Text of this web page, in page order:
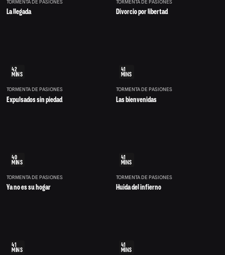
TORMENTA DE PASIONES
La llegada
TORMENTA DE PASIONES
Divorcio por libertad
42
MINS
TORMENTA DE PASIONES
Expulsados sin piedad
41
MINS
TORMENTA DE PASIONES
Las bienvenidas
40
MINS
TORMENTA DE PASIONES
Ya no es su hogar
41
MINS
TORMENTA DE PASIONES
Huida del infierno
41
MINS
41
MINS